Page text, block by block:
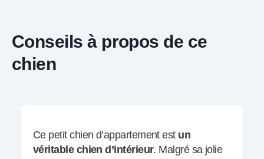
Conseils à propos de ce
chien
Ce petit chien d’appartement est un
véritable chien d’intérieur. Malgré sa jolie